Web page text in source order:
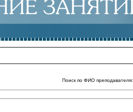
Поиск по ФИО преподавателя: